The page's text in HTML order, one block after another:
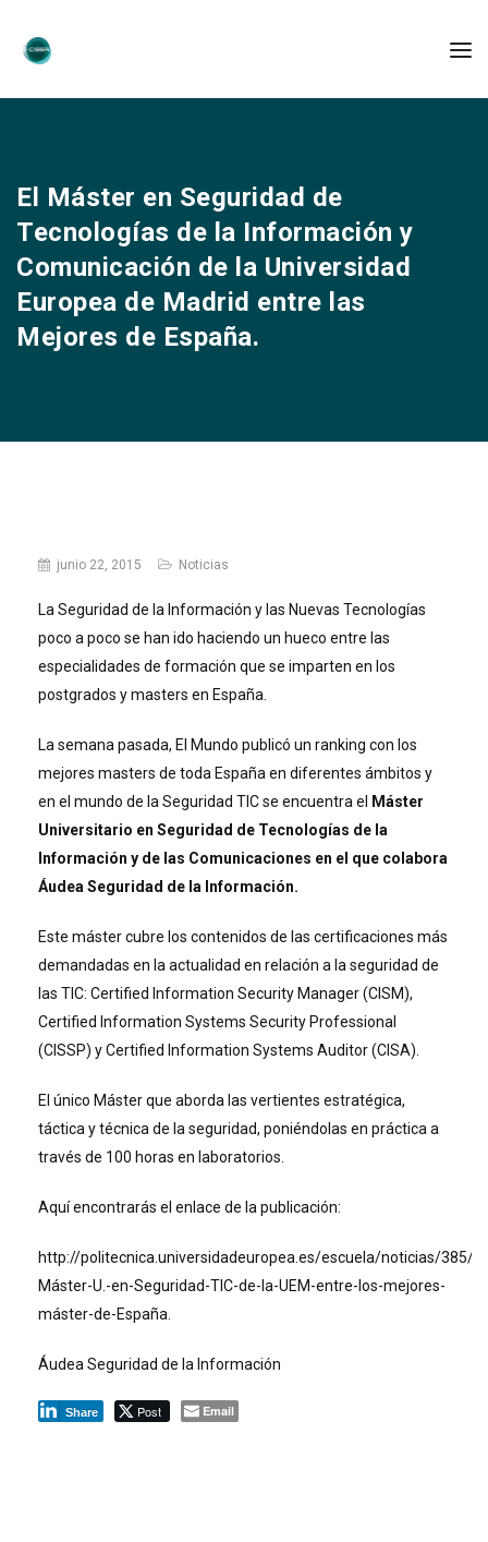
El Máster en Seguridad de
Tecnologías de la Información y
Comunicación de la Universidad
Europea de Madrid entre las
Mejores de España.
junio 22, 2015 Noticias
La Seguridad de la Información y las Nuevas Tecnologías
poco a poco se han ido haciendo un hueco entre las
especialidades de formación que se imparten en los
postgrados y masters en España.
La semana pasada, El Mundo publicó un ranking con los
mejores masters de toda España en diferentes ámbitos y
en el mundo de la Seguridad TIC se encuentra el
Máster
Universitario en Seguridad de Tecnologías de la
Información y de las Comunicaciones en el que colabora
Áudea Seguridad de la Información.
Este máster cubre los contenidos de las certificaciones más
demandadas en la actualidad en relación a la seguridad de
las TIC: Certified Information Security Manager (CISM),
Certified Information Systems Security Professional
(CISSP) y Certified Information Systems Auditor (CISA).
El único Máster que aborda las vertientes estratégica,
táctica y técnica de la seguridad, poniéndolas en práctica a
través de 100 horas en laboratorios.
Aquí encontrarás el enlace de la publicación:
http://politecnica.universidadeuropea.es/escuela/noticias/385/
Máster-U.-en-Seguridad-TIC-de-la-UEM-entre-los-mejores-
máster-de-España.
Áudea Seguridad de la Información
Share Post Email